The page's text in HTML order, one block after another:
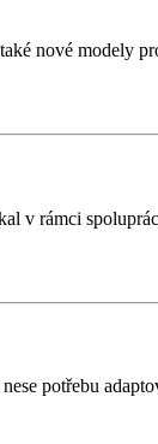
nové modely
v rámci
potřebu